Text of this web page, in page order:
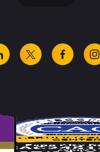
instagram
facebook
x